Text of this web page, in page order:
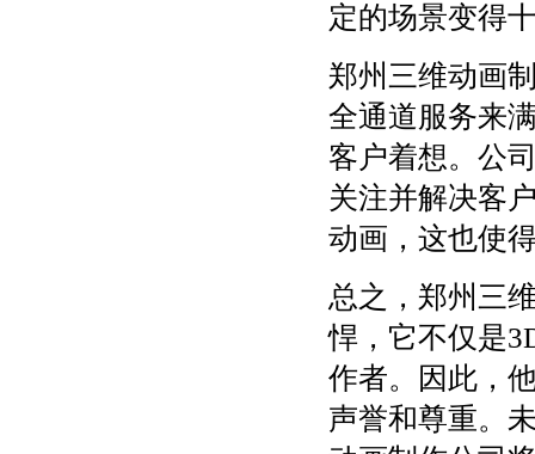
定的场景变得
郑州三维动画
全通道服务来
客户着想。公
关注并解决客
动画，这也使
总之，郑州三
悍，它不仅是
作者。因此，
声誉和尊重。